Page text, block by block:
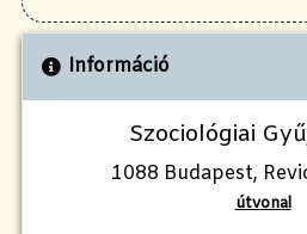
Információ
Szociológiai
1088 Budapest,
útvonal